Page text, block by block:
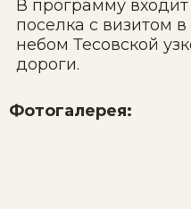
В программу
поселка с визитом
небом Тесовской
дороги.
Фотогалерея: